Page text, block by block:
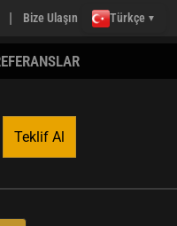
| Bize Ulaşın Türkçe ▼
Teklif Al